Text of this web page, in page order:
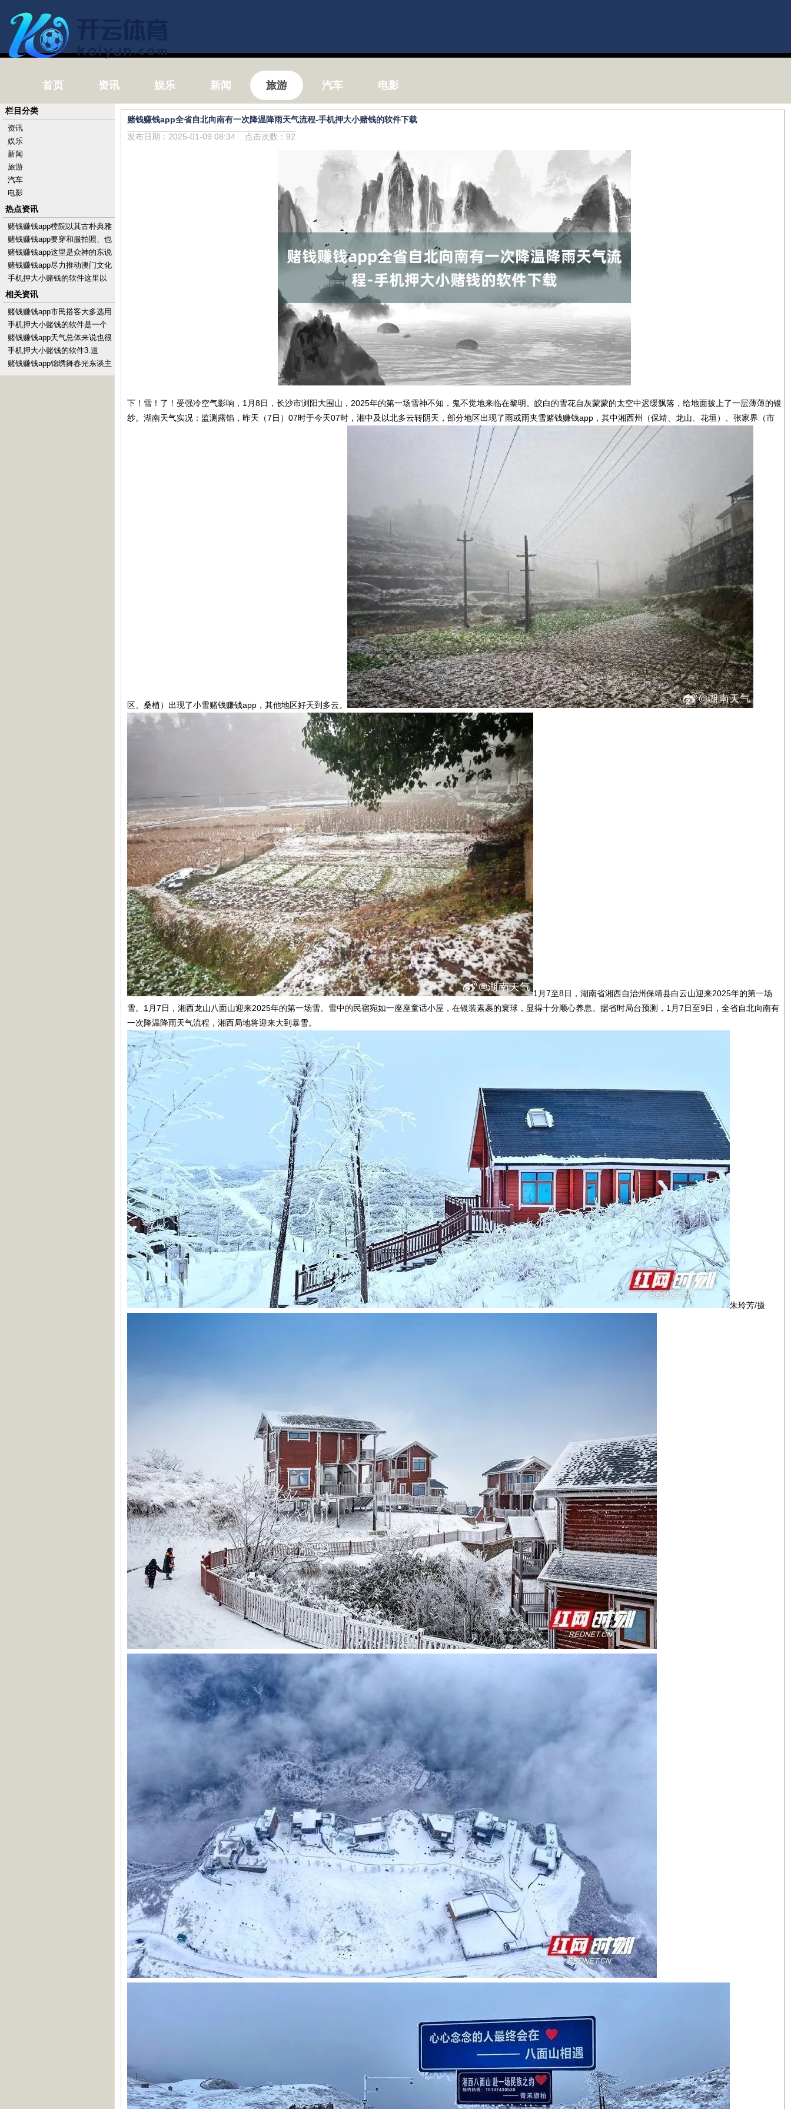
首页 资讯 娱乐 新闻 旅游 汽车 电影
赌钱赚钱app全省自北向南有一次降温降雨天气流程-手机押大小赌钱的软件下载
发布日期：2025-01-09 08:34 点击次数：92
下！雪！了！受强冷空气影响，1月8日，长沙市浏阳大围山，2025年的第一场雪神不知，鬼不觉地来临在黎明。皎白的雪花自灰蒙蒙的太空中迟缓飘落，给地面披上了一层薄薄的银
纱。湖南天气实况：监测露馅，昨天（7日）07时于今天07时，湘中及以北多云转阴天，部分地区出现了雨或雨夹雪赌钱赚钱app，其中湘西州（保靖、龙山、花垣）、张家界（市
区、桑植）出现了小雪赌钱赚钱app，其他地区好天到多云。
1月7至8日，湖南省湘西自治州保靖县白云山迎来2025年的第一场
雪。1月7日，湘西龙山八面山迎来2025年的第一场雪。雪中的民宿宛如一座座童话小屋，在银装素裹的寰球，显得十分顺心养息。据省时局台预测，1月7日至9日，全省自北向南有
一次降温降雨天气流程，湘西局地将迎来大到暴雪。
朱玲芳/摄
栏目分类
资讯
娱乐
新闻
旅游
汽车
电影
热点资讯
赌钱赚钱app樘院以其古朴典雅
的竖立格吞并深厚的历史文化
底蕴-手机押大小
赌钱赚钱app要穿和服拍照、也
关怀咱们喔-手机押大小赌钱的
软件下载
赌钱赚钱app这里是众神的东说
念主间作事处-手机押大小赌钱
的软件下载
赌钱赚钱app尽力推动澳门文化
的传承与革命-手机押大小赌钱
的软件下载
手机押大小赌钱的软件这里以
其壮不雅的雪景和种种的冬季
当作而有名远近-手机
相关资讯
赌钱赚钱app市民搭客大多选用
短途省亲游、近远足-手机押大
小赌钱的软件下
手机押大小赌钱的软件是一个
四季如春、阳光明媚的城市-手
机押大小赌钱的软件
赌钱赚钱app天气总体来说也很
可以-手机押大小赌钱的软件下
载
手机押大小赌钱的软件3.道
路：有些景点信号不是很好-手
机押大小赌钱的软件
赌钱赚钱app锦绣舞春光东谈主
面樱花相映红赏完樱花-手机押